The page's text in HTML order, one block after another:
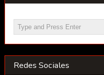
Redes Sociales